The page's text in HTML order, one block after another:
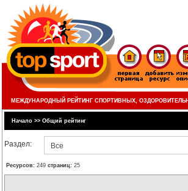
МЕЖДУНАРОДНЫЙ РЕЙТИНГ СПОРТИВНЫХ,
Начало >> Общий рейтинг
Раздел: Все
Ресурсов: 249 страниц: 25